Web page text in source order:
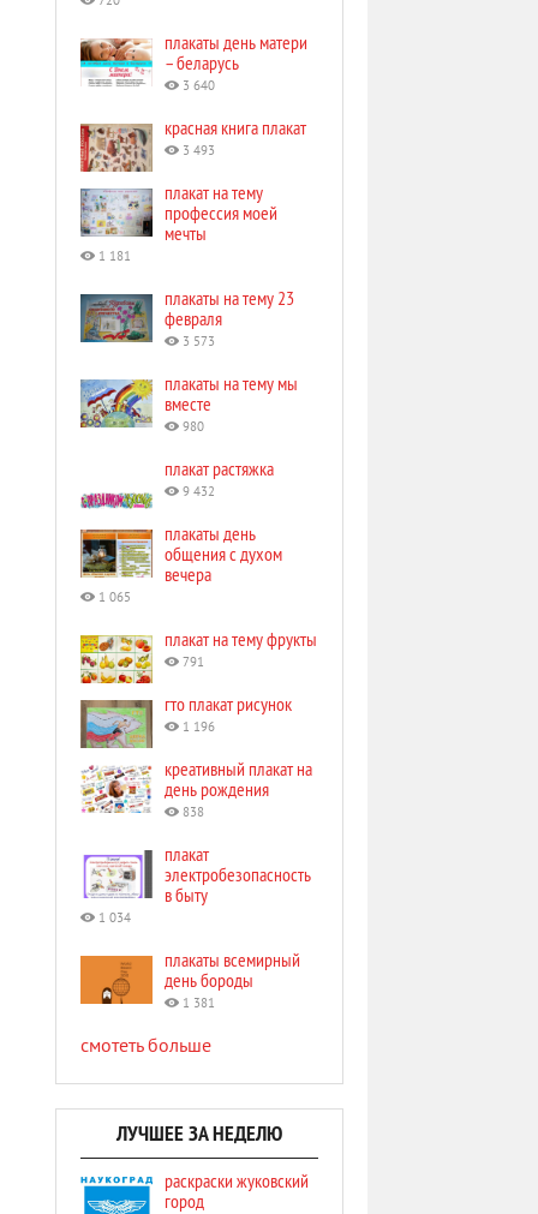
плакаты день матери
– беларусь
3 640
красная книга плакат
3 493
плакат на тему
профессия моей
мечты
1 181
плакаты на тему 23
февраля
3 573
плакаты на тему мы
вместе
980
плакат растяжка
9 432
плакаты день
общения с духом
вечера
1 065
плакат на тему фрукты
791
гто плакат рисунок
1 196
креативный плакат на
день рождения
838
плакат
электробезопасность
в быту
1 034
плакаты всемирный
день бороды
1 381
смотеть больше
ЛУЧШЕЕ ЗА НЕДЕЛЮ
раскраски жуковский
город